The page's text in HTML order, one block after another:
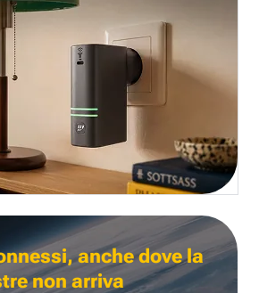
anche dove la
non arriva